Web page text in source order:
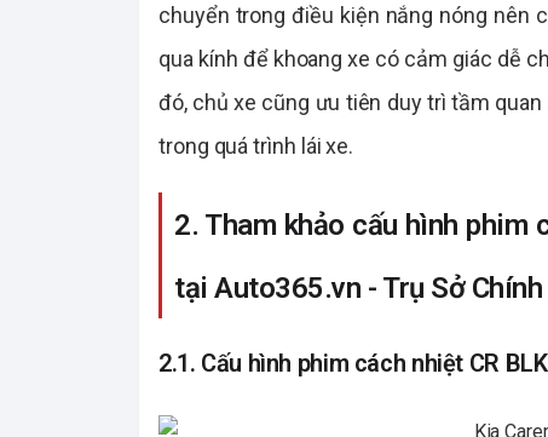
chuyển trong điều kiện nắng nóng nên
qua kính để khoang xe có cảm giác dễ
đó, chủ xe cũng ưu tiên duy trì tầm
trong quá trình lái xe.
2. Tham khảo cấu hình phim
tại Auto365.vn - Trụ Sở Chính
2.1. Cấu hình phim cách nhiệt CR